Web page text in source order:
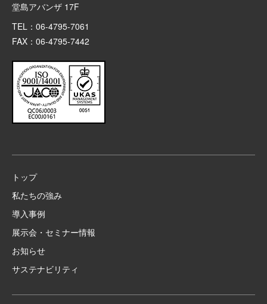
堂島アバンザ 17F
TEL：06-4795-7061
FAX：06-4795-7442
トップ
私たちの強み
導入事例
展示会・セミナー情報
お知らせ
サステナビリティ